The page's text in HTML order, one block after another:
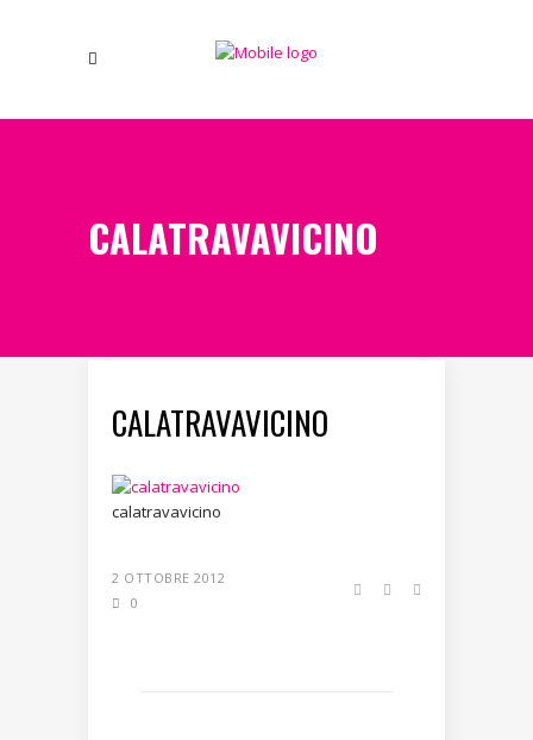
CALATRAVAVICINO
CALATRAVAVICINO
calatravavicino
2 OTTOBRE 2012
0